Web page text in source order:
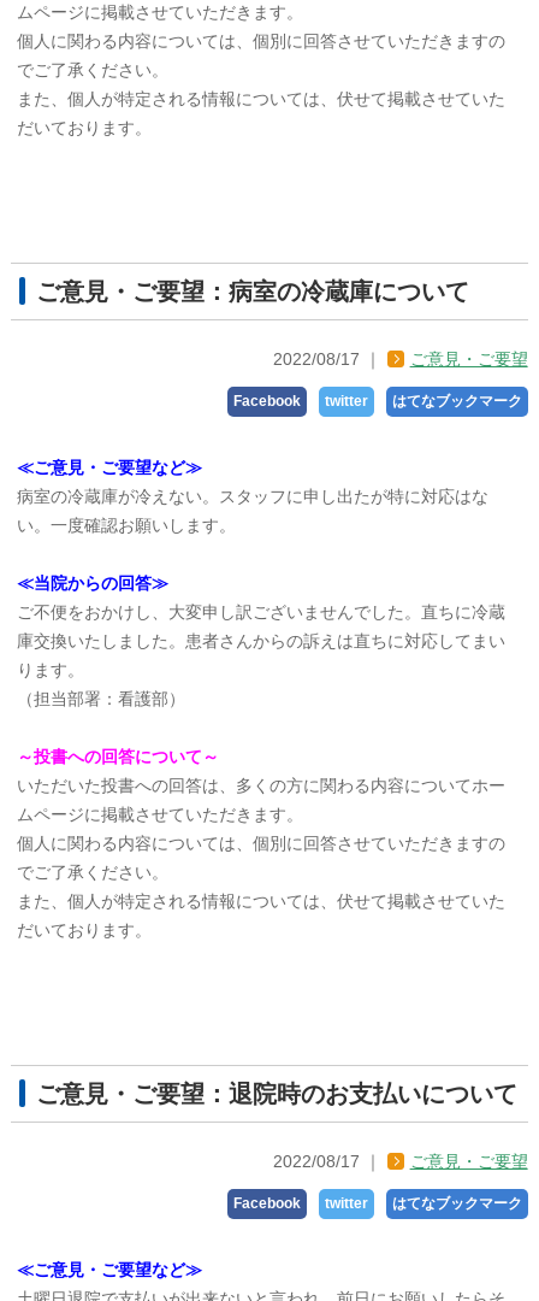
ムページに掲載させていただきます。
個人に関わる内容については、個別に回答させていただきますの
でご了承ください。
また、個人が特定される情報については、伏せて掲載させていた
だいております。
ご意見・ご要望：病室の冷蔵庫について
2022/08/17 ご意見・ご要望
Facebook twitter はてなブックマーク
≪ご意見・ご要望など≫
病室の冷蔵庫が冷えない。スタッフに申し出たが特に対応はな
い。一度確認お願いします。
≪当院からの回答≫
ご不便をおかけし、大変申し訳ございませんでした。直ちに冷蔵
庫交換いたしました。患者さんからの訴えは直ちに対応してまい
ります。
（担当部署：看護部）
～投書への回答について～
いただいた投書への回答は、多くの方に関わる内容についてホー
ムページに掲載させていただきます。
個人に関わる内容については、個別に回答させていただきますの
でご了承ください。
また、個人が特定される情報については、伏せて掲載させていた
だいております。
ご意見・ご要望：退院時のお支払いについて
2022/08/17 ご意見・ご要望
Facebook twitter はてなブックマーク
≪ご意見・ご要望など≫